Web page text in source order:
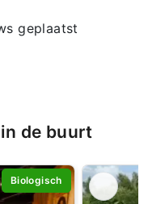
geplaatst
de buurt
Biologisch